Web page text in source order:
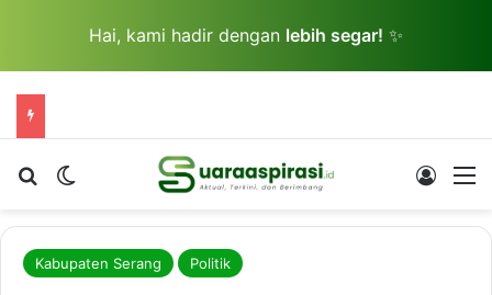
Hai, kami hadir dengan lebih segar! ✨
Cari berita...Switch skin Log In
Kabupaten Serang Politik